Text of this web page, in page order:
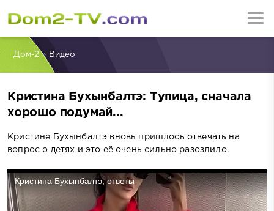
Дом-2» Видео
Кристина Бухынбалтэ: Тупица, сначала
хорошо подумай...
Кристине Бухынбалтэ вновь пришлось отвечать на
вопрос о детях и это её очень сильно разозлило.